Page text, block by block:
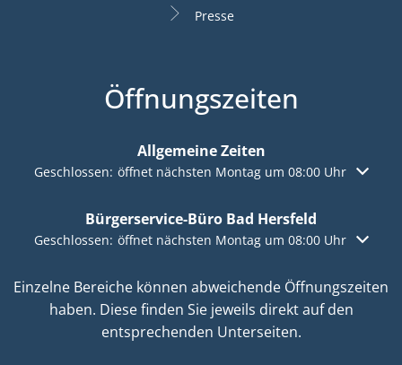
Presse
Öffnungszeiten
Allgemeine Zeiten
Klicken, um weitere Öffnungs- oder Schließzeiten
Geschlossen: öffnet nächsten Montag um 08:00 Uhr
Bürgerservice-Büro Bad Hersfeld
Klicken, um weitere Öffnungs- oder Schließzeiten
Geschlossen: öffnet nächsten Montag um 08:00 Uhr
Einzelne Bereiche können abweichende Öffnungszeiten
haben. Diese finden Sie jeweils direkt auf den
entsprechenden Unterseiten.